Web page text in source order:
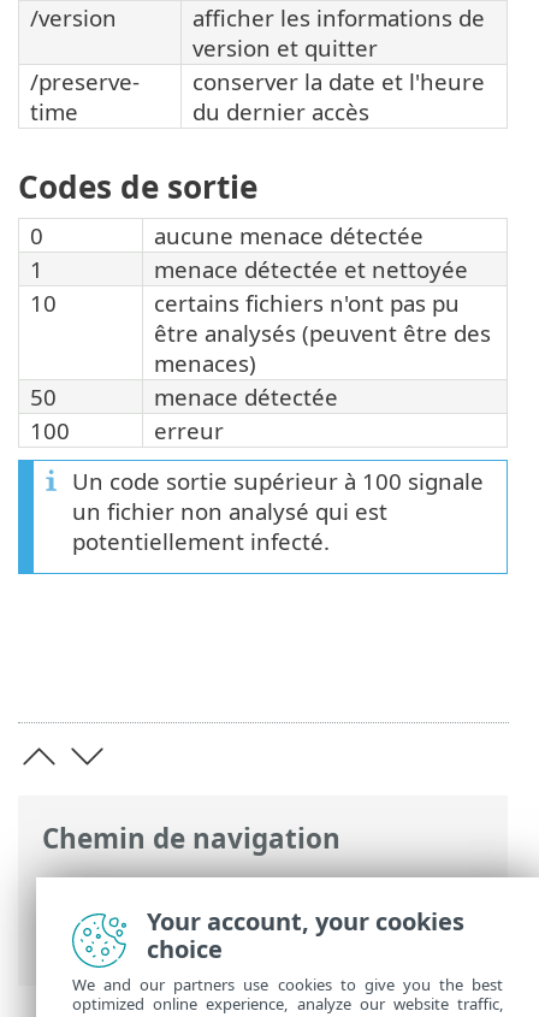
Chemin de navigation
Aide en ligne ESET>ESET Endpoint
Security >Configuration avancée>
Analyseur de ligne de commande
/version
afficher les informations de
version et quitter
/preserve-
time
conserver la date et l'heure
du dernier accès
Codes de sortie
0
aucune menace détectée
1
menace détectée et nettoyée
10
certains fichiers n'ont pas pu
être analysés (peuvent être des
menaces)
50
menace détectée
100
erreur
Un code sortie supérieur à 100 signale
un fichier non analysé qui est
potentiellement infecté.
Your account, your cookies
choice
We and our partners use cookies to give you the best
optimized online experience, analyze our website traffic,